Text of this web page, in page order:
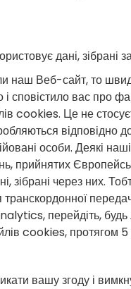
дані,
наш Веб-сайт, то
сповістило вас про
cookies. Це не
відповідно
особи. Деякі
прийнятих
зібрані через них.
перейдіть, будь
cookies, протягом 5
вашу згоду і